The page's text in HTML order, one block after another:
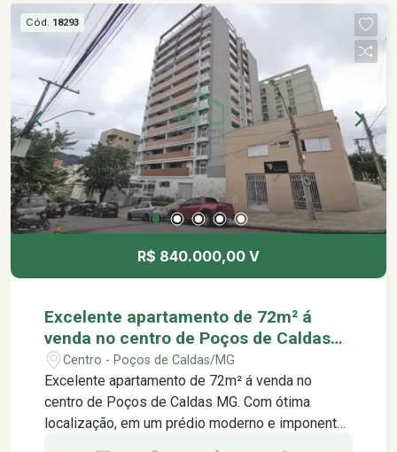
460m² Área útil: 182m² Próximo á: -Sesc Poços
de Caldas -Basílica Nossa Senhora da Saúde -
Calendário Floral -Parque Darcy Vargas -Coretos
de Poços de Caldas -Xadrez Gigante -Thermas
Antônio Carlos -Restaurante UAI de Minas -Banco
Itaú -Shopping Paço das Águas -Padarias Nosso
Pão -Pizzaria Partiu Pizza -Sorveteria Mi Casita
-Cafeteria Café da Praça -Empada da praça
Cód. 18293
R$ 840.000,00 V
Excelente apartamento de 72m² á
venda no centro de Poços de Caldas
MG.Centro - Poços de Caldas/MG
Excelente apartamento de 72m² á venda no
centro de Poços de Caldas MG. Com ótima
localização, em um prédio moderno e imponente,